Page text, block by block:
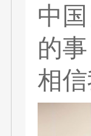
中
的
相